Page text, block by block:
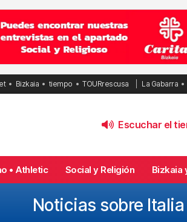
Bizkaia tiempo TOURrescusa La Gabarra
Escuchar el
• Athletic Social y Religión Bizkaia
Noticias sobre Italia